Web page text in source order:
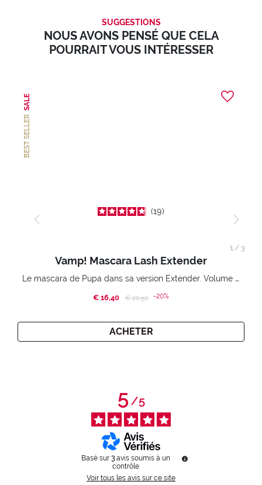
SUGGESTIONS
NOUS AVONS PENSÉ QUE CELA
POURRAIT VOUS INTÉRESSER
BEST SELLER
SALE
19
Vamp! Mascara Lash Extender
Le mascara de Pupa dans sa version Extender. Volume extension 3D. Des cils amplifiés et liftés à l’infini.
€ 16,40 Price reduced from
€ 20,50to-20%
ACHETER
1/ 3
5/5
Basé sur 3 avis soumis à un
contrôle
Voir tous les avis sur ce site